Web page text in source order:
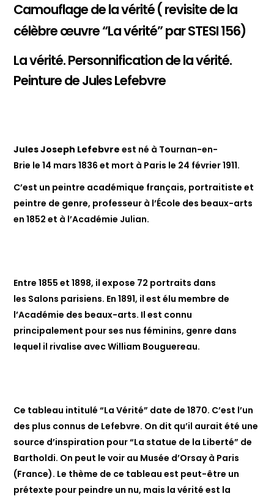
Camouflage de la vérité( revisite de la
célèbre œuvre “La vérité” par STESI 156)
La vérité. Personnification de la vérité.
Peinture de Jules Lefebvre
Jules Joseph Lefebvreest né à Tournan-en-
Brie le 14 mars 1836 et mort à Paris le 24 février 1911.
C’est un peintre académique français, portraitiste et
peintre de genre, professeur à l’École des beaux-arts
en 1852 et à l’Académie Julian.
Entre 1855 et 1898, il expose 72 portraits dans
les Salons parisiens. En 1891, il est élu membre de
l’Académie des beaux-arts. Il est connu
principalement pour ses nus féminins, genre dans
lequel il rivalise avec William Bouguereau.
Ce tableau intitulé “La Vérité” date de 1870. C’est l’un
des plus connus de Lefebvre. On dit qu’il aurait été une
source d’inspiration pour “La statue de la Liberté” de
Bartholdi. On peut le voir au Musée d’Orsay à Paris
(France). Le thème de ce tableau est peut-être un
prétexte pour peindre un nu, mais la vérité est la